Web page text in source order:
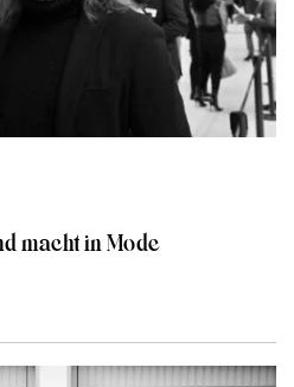
macht in Mode